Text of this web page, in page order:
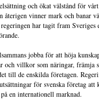
och ökat välstånd för
återigen vinner mark och banar
har tagit fram Sveriges
jobba för att höja
och villkor som näringar, främja
till de enskilda företagen.
för svenska företag att
en internationell marknad.